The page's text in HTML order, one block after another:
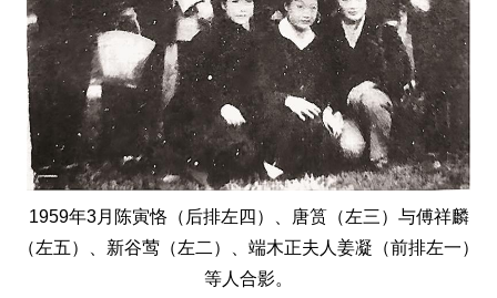
1959年3月陈寅恪（后排左四）、唐筼（左三）与傅祥麟
（左五）、新谷莺（左二）、端木正夫人姜凝（前排左一）
等人合影。